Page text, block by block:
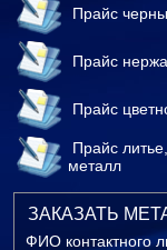
Прайс
Прайс
Прайс
Прайс
металл
ЗАКАЗАТЬ
ФИО контактного